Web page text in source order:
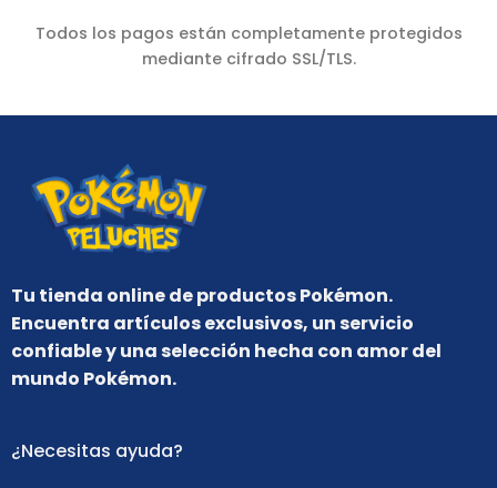
Todos los pagos están completamente protegidos
mediante cifrado SSL/TLS.
Tu tienda online de productos Pokémon.
Encuentra artículos exclusivos, un servicio
confiable y una selección hecha con amor del
mundo Pokémon.
¿Necesitas ayuda?